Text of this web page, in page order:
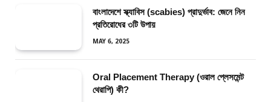
বাংলাদেশে স্ক্যাবিস (scabies) প্রাদুর্ভাব: জেনে নিন
প্রতিরোধের ৩টি উপায়
MAY 6, 2025
Oral Placement Therapy (ওরাল প্লেসমেন্ট
থেরাপি) কী?